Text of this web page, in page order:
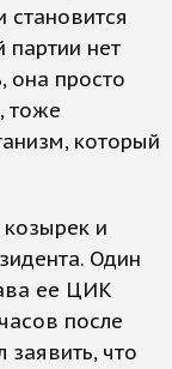
становится
партии нет
она просто
тоже
который
и
Один
ее ЦИК
после
заявить, что